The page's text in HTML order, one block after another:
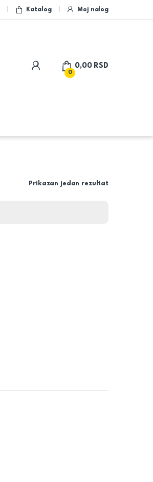
Katalog Moj nalog
My Account
0
0,00 RSD
Prikazan jedan rezultat